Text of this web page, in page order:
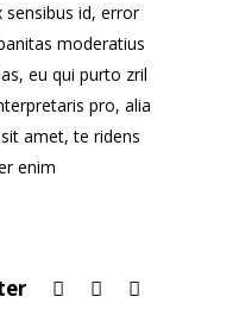
id, error
moderatius
eu qui purto zril
pro, alia
amet, te ridens
enim